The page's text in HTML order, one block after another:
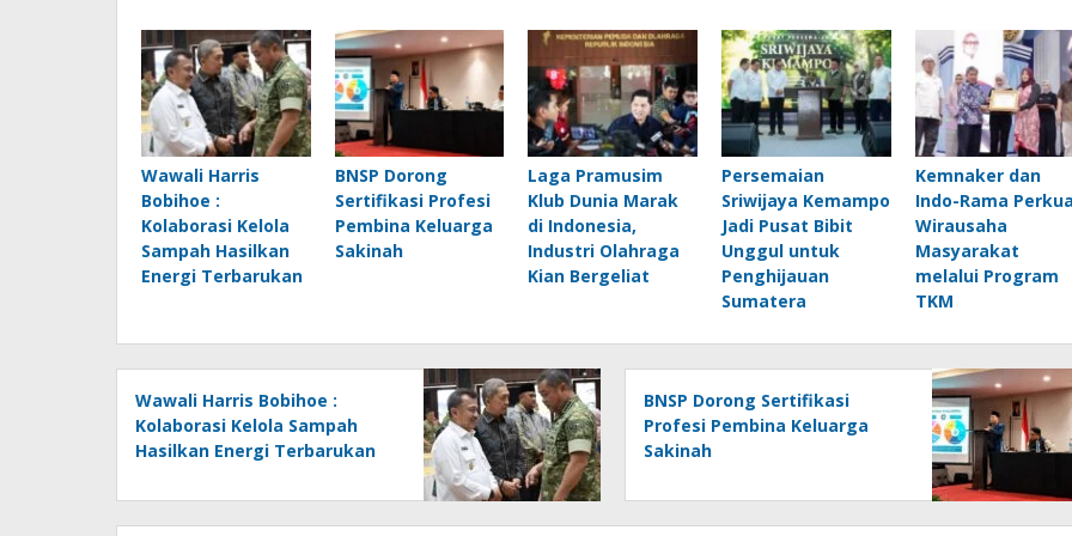
Wawali Harris
Bobihoe :
Kolaborasi Kelola
Sampah Hasilkan
Energi Terbarukan
BNSP Dorong
Sertifikasi Profesi
Pembina Keluarga
Sakinah
Laga Pramusim
Klub Dunia Marak
di Indonesia,
Industri Olahraga
Kian Bergeliat
Persemaian
Sriwijaya Kemampo
Jadi Pusat Bibit
Unggul untuk
Penghijauan
Sumatera
Kemnaker dan
Indo-Rama
Wirausaha
Masyarakat
melalui Program
TKM
Wawali Harris Bobihoe :
Kolaborasi Kelola Sampah
Hasilkan Energi Terbarukan
BNSP Dorong Sertifikasi
Profesi Pembina Keluarga
Sakinah